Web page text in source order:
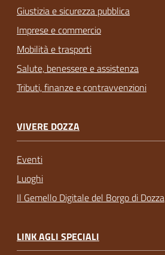
Giustizia e sicurezza pubblica
Imprese e commercio
Mobilità e trasporti
Salute, benessere e assistenza
Tributi, finanze e contravvenzioni
VIVERE DOZZA
Eventi
Luoghi
Il Gemello Digitale del Borgo di Dozza
LINK AGLI SPECIALI